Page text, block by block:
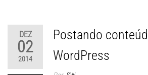
DEZ
02
2014
Postando
WordPress